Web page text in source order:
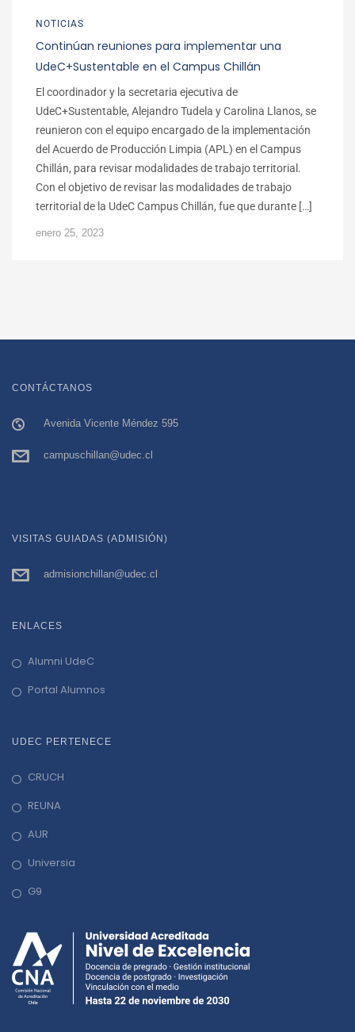
NOTICIAS
Continúan reuniones para implementar una
UdeC+Sustentable en el Campus Chillán
El coordinador y la secretaria ejecutiva de
UdeC+Sustentable, Alejandro Tudela y Carolina Llanos, se
reunieron con el equipo encargado de la implementación
del Acuerdo de Producción Limpia (APL) en el Campus
Chillán, para revisar modalidades de trabajo territorial.
Con el objetivo de revisar las modalidades de trabajo
territorial de la UdeC Campus Chillán, fue que durante […]
enero 25, 2023
CONTÁCTANOS
Avenida Vicente Méndez 595
campuschillan@udec.cl
VISITAS GUIADAS (ADMISIÓN)
admisionchillan@udec.cl
ENLACES
Alumni UdeC
Portal Alumnos
UDEC PERTENECE
CRUCH
REUNA
AUR
Universia
G9